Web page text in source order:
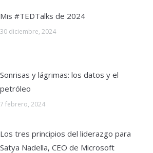
Mis #TEDTalks de 2024
30 diciembre, 2024
Sonrisas y lágrimas: los datos y el
petróleo
7 febrero, 2024
Los tres principios del liderazgo para
Satya Nadella, CEO de Microsoft